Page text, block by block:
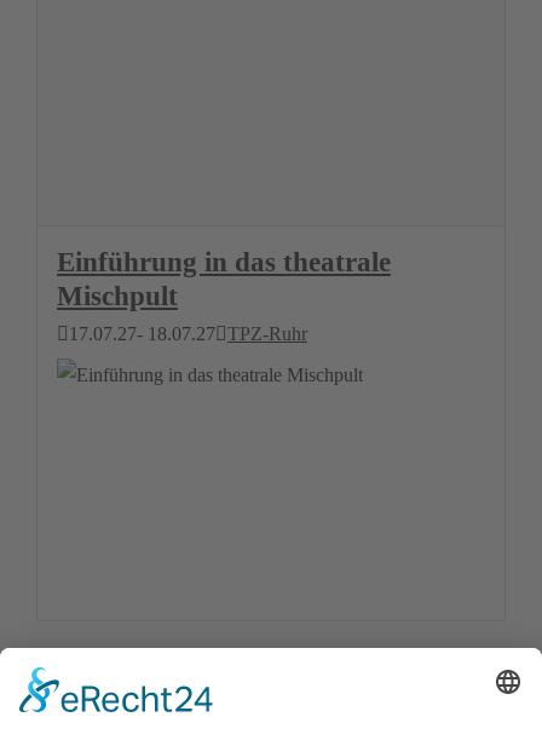
Einführung in das theatrale
Mischpult
17.07.27- 18.07.27 TPZ-Ruhr